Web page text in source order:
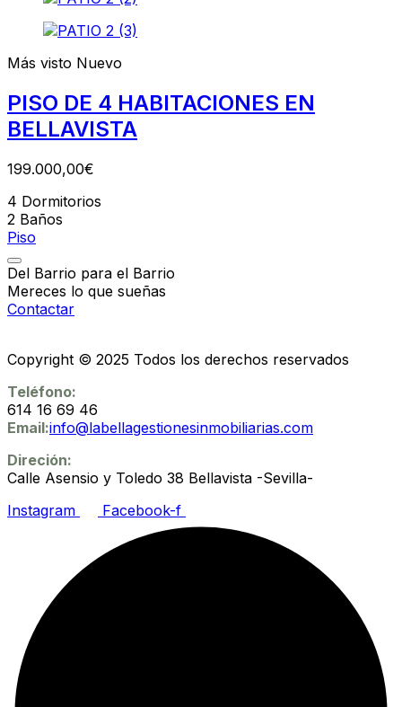
Más visto Nuevo
PISO DE 4 HABITACIONES EN
BELLAVISTA
199.000,00€
4 Dormitorios
2 Baños
Piso
Del Barrio para el Barrio
Mereces lo que sueñas
Contactar
Copyright © 2025 Todos los derechos reservados
Teléfono:
614 16 69 46
Email:info@labellagestionesinmobiliarias.com
Direción:
Calle Asensio y Toledo 38 Bellavista -Sevilla-
Instagram
Facebook-f